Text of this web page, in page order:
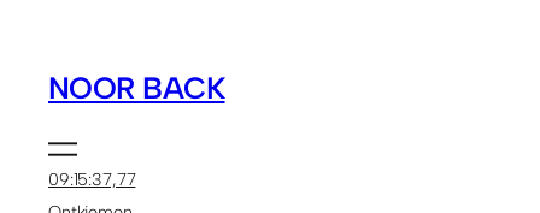
NOOR BACK
09:15:37,77